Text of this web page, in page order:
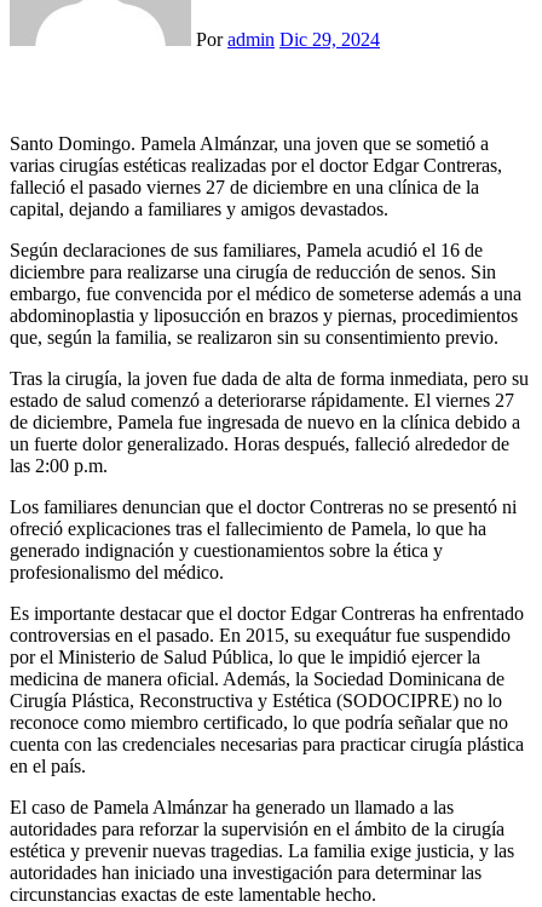
Poradmin Dic 29, 2024
Santo Domingo. Pamela Almánzar, una joven que se sometió a
varias cirugías estéticas realizadas por el doctor Edgar Contreras,
falleció el pasado viernes 27 de diciembre en una clínica de la
capital, dejando a familiares y amigos devastados.
Según declaraciones de sus familiares, Pamela acudió el 16 de
diciembre para realizarse una cirugía de reducción de senos. Sin
embargo, fue convencida por el médico de someterse además a una
abdominoplastia y liposucción en brazos y piernas, procedimientos
que, según la familia, se realizaron sin su consentimiento previo.
Tras la cirugía, la joven fue dada de alta de forma inmediata, pero su
estado de salud comenzó a deteriorarse rápidamente. El viernes 27
de diciembre, Pamela fue ingresada de nuevo en la clínica debido a
un fuerte dolor generalizado. Horas después, falleció alrededor de
las 2:00 p.m.
Los familiares denuncian que el doctor Contreras no se presentó ni
ofreció explicaciones tras el fallecimiento de Pamela, lo que ha
generado indignación y cuestionamientos sobre la ética y
profesionalismo del médico.
Es importante destacar que el doctor Edgar Contreras ha enfrentado
controversias en el pasado. En 2015, su exequátur fue suspendido
por el Ministerio de Salud Pública, lo que le impidió ejercer la
medicina de manera oficial. Además, la Sociedad Dominicana de
Cirugía Plástica, Reconstructiva y Estética (SODOCIPRE) no lo
reconoce como miembro certificado, lo que podría señalar que no
cuenta con las credenciales necesarias para practicar cirugía plástica
en el país.
El caso de Pamela Almánzar ha generado un llamado a las
autoridades para reforzar la supervisión en el ámbito de la cirugía
estética y prevenir nuevas tragedias. La familia exige justicia, y las
autoridades han iniciado una investigación para determinar las
circunstancias exactas de este lamentable hecho.